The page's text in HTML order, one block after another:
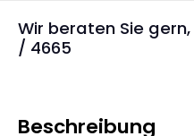
Wir beraten Sie
/ 4665
Beschreibung